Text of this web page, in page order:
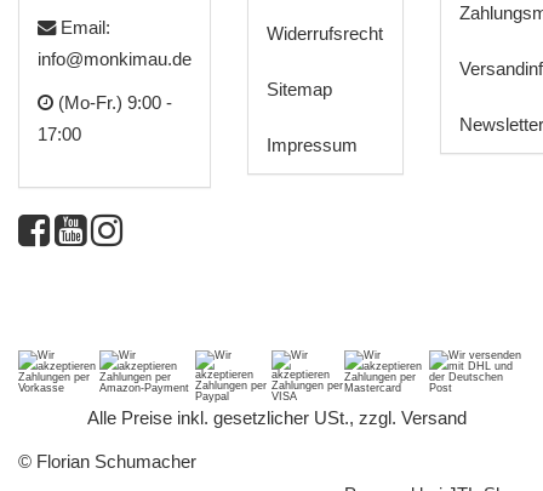
Email:
info@monkimau.de
(Mo-Fr.) 9:00 -
17:00
Widerrufsrecht
Sitemap
Impressum
Newsletter
Alle Preise inkl. gesetzlicher USt., zzgl. Versand
© Florian Schumacher